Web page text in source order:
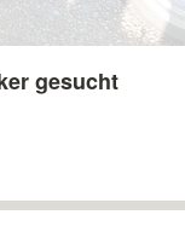
gesucht